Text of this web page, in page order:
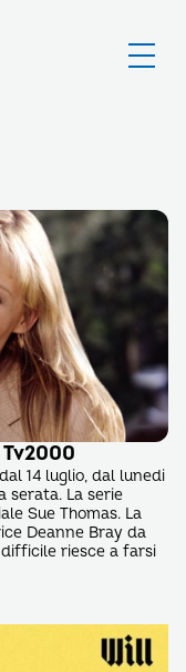
14 luglio, dal lunedi
serata. La serie
Sue Thomas. La
Deanne Bray da
riesce a farsi